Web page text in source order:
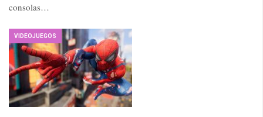
consolas…
VIDEOJUEGOS